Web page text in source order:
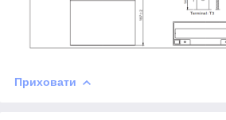
Приховати